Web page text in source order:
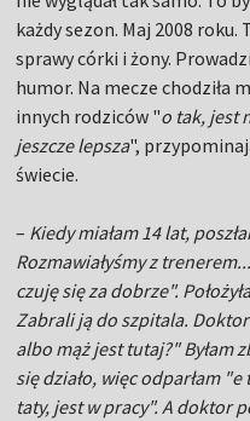
każdy sezon. Maj 2008 roku.
sprawy córki i żony.
humor. Na mecze chodziła
innych rodziców "o tak, jest
jeszcze lepsza",
świecie.
– Kiedy miałam 14 lat,
Rozmawiałyśmy z
czuję się za dobrze".
Zabrali ją do szpitala.
albo mąż jest tutaj?" Byłam
się działo, więc odparłam
taty, jest w pracy". A doktor